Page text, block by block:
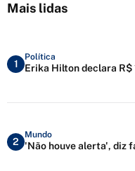
Mais lidas
1
Política
Erika Hilton declara R$
2
Mundo
'Não houve alerta', diz